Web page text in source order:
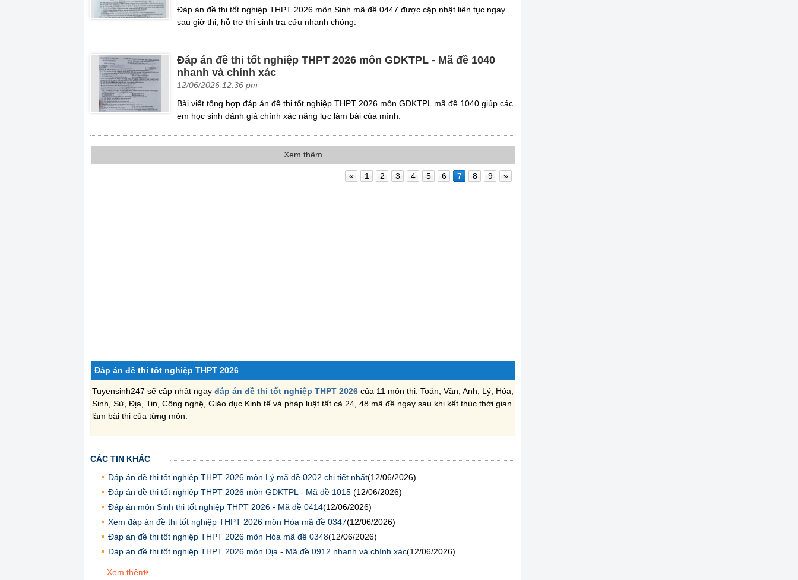
Đáp án đề thi tốt nghiệp THPT 2026 môn Sinh mã đề 0447 được cập nhật liên tục ngay
sau giờ thi, hỗ trợ thí sinh tra cứu nhanh chóng.
Đáp án đề thi tốt nghiệp THPT 2026 môn GDKTPL - Mã đề 1040
nhanh và chính xác
12/06/2026 12:36 pm
Bài viết tổng hợp đáp án đề thi tốt nghiệp THPT 2026 môn GDKTPL mã đề 1040 giúp các
em học sinh đánh giá chính xác năng lực làm bài của mình.
Xem thêm
« 1 2 3 4 5 6 7 8 9 »
Đáp án đề thi tốt nghiệp THPT 2026
Tuyensinh247 sẽ cập nhật ngay đáp án đề thi tốt nghiệp THPT 2026 của 11 môn thi: Toán, Văn, Anh, Lý, Hóa,
Sinh, Sử, Địa, Tin, Công nghệ, Giáo dục Kinh tế và pháp luật tất cả 24, 48 mã đề ngay sau khi kết thúc thời gian
làm bài thi của từng môn.
CÁC TIN KHÁC
Đáp án đề thi tốt nghiệp THPT 2026 môn Lý mã đề 0202 chi tiết nhất(12/06/2026)
Đáp án đề thi tốt nghiệp THPT 2026 môn GDKTPL - Mã đề 1015 (12/06/2026)
Đáp án môn Sinh thi tốt nghiệp THPT 2026 - Mã đề 0414(12/06/2026)
Xem đáp án đề thi tốt nghiệp THPT 2026 môn Hóa mã đề 0347(12/06/2026)
Đáp án đề thi tốt nghiệp THPT 2026 môn Hóa mã đề 0348(12/06/2026)
Đáp án đề thi tốt nghiệp THPT 2026 môn Địa - Mã đề 0912 nhanh và chính xác(12/06/2026)
Xem thêm